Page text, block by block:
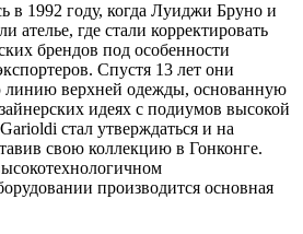
в 1992 году, когда Луиджи Бруно и
ателье, где стали корректировать
брендов под особенности
Спустя 13 лет они
линию верхней одежды, основанную
идеях с подиумов высокой
стал утверждаться и на
свою коллекцию в Гонконге.
производится основная